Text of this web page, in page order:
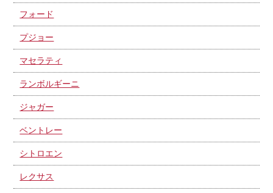
フォード
プジョー
マセラティ
ランボルギーニ
ジャガー
ベントレー
シトロエン
レクサス